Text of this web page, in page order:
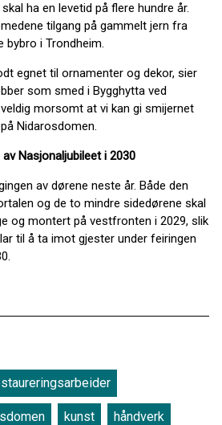
ha en levetid på flere hundre år.
tilgang på gammelt jern fra
bybro i Trondheim.
egnet til ornamenter og dekor, sier
som smed i Bygghytta ved
morsomt at vi kan gi smijernet
Nidarosdomen.
Nasjonaljubileet i 2030
av dørene neste år. Både den
og de to mindre sidedørene skal
og montert på vestfronten i 2029, slik
til å ta imot gjester under feiringen
kunst håndverk